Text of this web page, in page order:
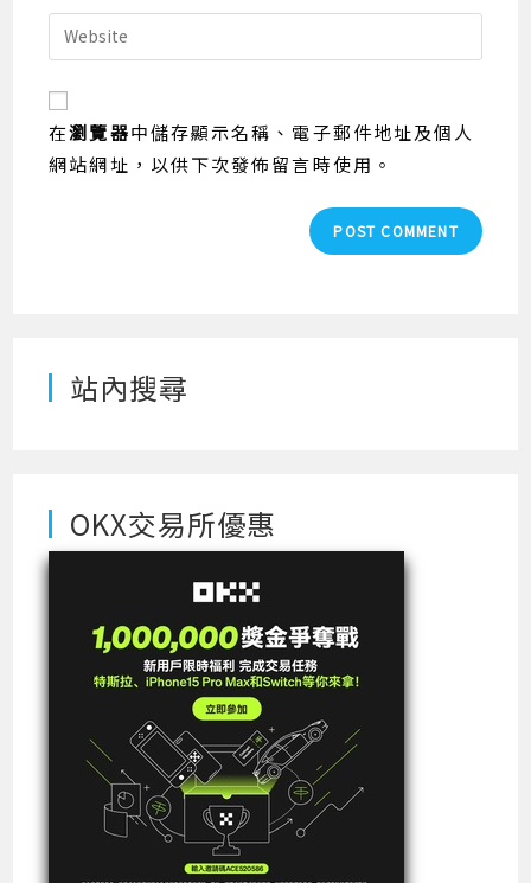
to
comment
email
address
Enter
your
URL
(optional)
在瀏覽器中儲存顯示名稱、電子郵件地址及個人
網站網址，以供下次發佈留言時使用。
站內搜尋
OKX交易所優惠